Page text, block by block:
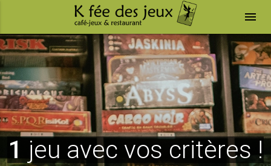
menu
1 jeu avec vos critères !